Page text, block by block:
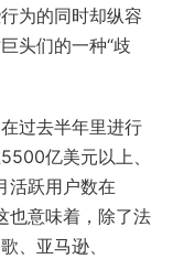
为的同时却纵容
头们的一种“歧
过去半年里进行
亿美元以上、
活跃用户数在
也意味着，除了法
、亚马逊、